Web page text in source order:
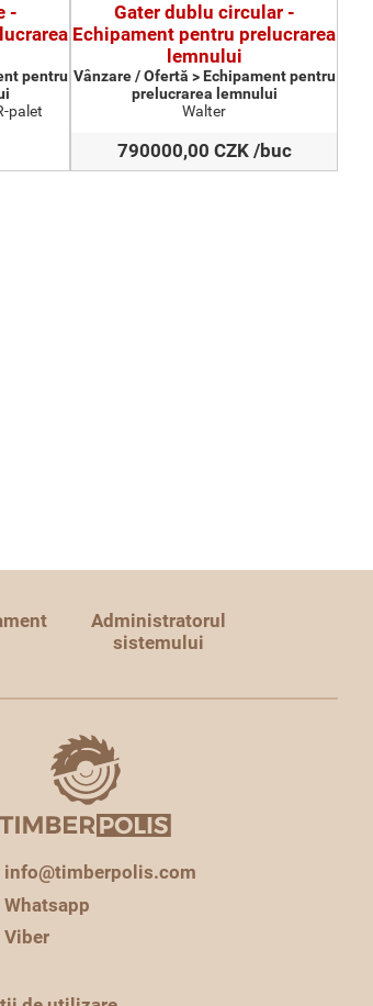
-
pentru
palet
Gater dublu circular -
Echipament pentru prelucrarea
lemnului
Vânzare / Ofertă > Echipament pentru
prelucrarea lemnului
Walter
790000,00 CZK /buc
Administratorul
sistemului
info@timberpolis.com
Whatsapp
Viber